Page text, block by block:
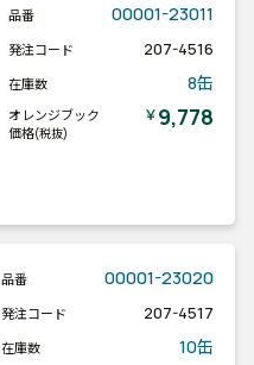
品番 00001-23011
発注コード 207-4516
在庫数 8缶
オレンジブック
価格(税抜)
￥9,778
品番 00001-23020
発注コード 207-4517
在庫数 10缶